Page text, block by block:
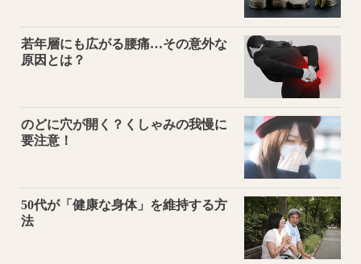
若年層にも広がる腰痛…その意外な
原因とは？
のどに穴が開く？くしゃみの我慢に
要注意！
50代が「健康な身体」を維持する方
法